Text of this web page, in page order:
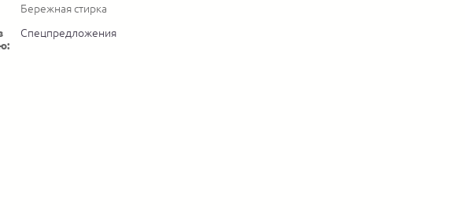
Бережная стирка
Спецпредложения